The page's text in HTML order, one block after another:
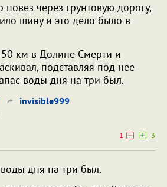
повез через грунтовую дорогу,
шину и это дело было в
50 км в Долине Cмерти и
подставляя под неё
воды дня на три был.
invisible999
1
3
дня на три был.